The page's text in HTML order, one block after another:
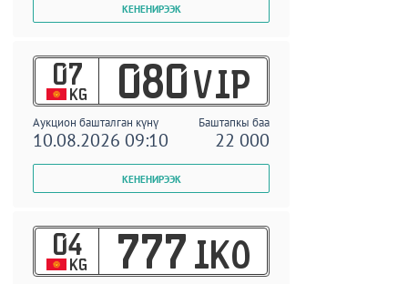
07
KG 080 VIP
Аукцион башталган күнү Баштапкы баа
10.08.2026 09:10 22 000
04
KG 777 IKO